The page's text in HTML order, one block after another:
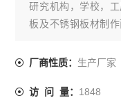
研究机构，学校，
板及不锈钢板材制
字显示型计时器，独
厂商性质： 生产厂家
访 问 量： 1848